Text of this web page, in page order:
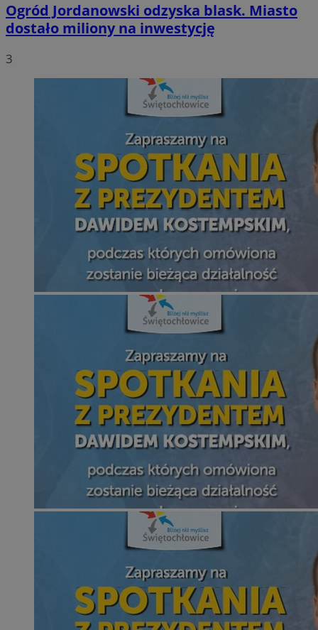
Ogród Jordanowski odzyska blask. Miasto
dostało miliony na inwestycję
3